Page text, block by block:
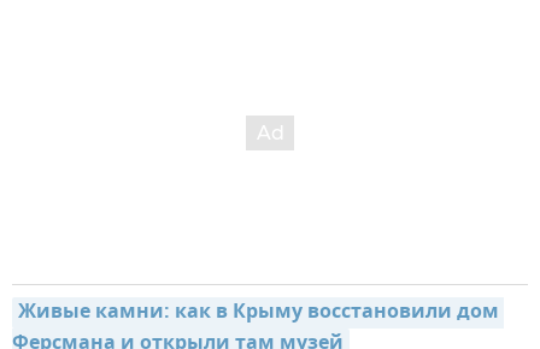
Живые камни: как в Крыму восстановили дом